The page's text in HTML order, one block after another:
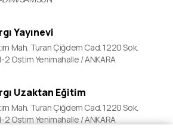
Yayınevi
Mah. Turan Çiğdem Cad. 1220 Sok.
2 Ostim Yenimahalle / ANKARA
Uzaktan Eğitim
Mah. Turan Çiğdem Cad. 1220 Sok.
2 Ostim Yenimahalle / ANKARA